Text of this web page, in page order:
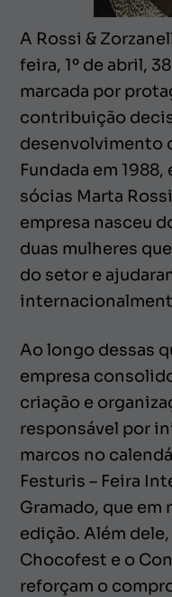
A Rossi &
feira, 1º de abril,
marcada por
contribuição
desenvolvimento
Fundada em 1988,
sócias Marta
empresa nasceu
duas mulheres
do setor e
Ao longo dessas
empresa
criação e
responsável por
marcos no
Festuris – Feira
Gramado, que em
edição. Além
Chocofest e o
reforçam o